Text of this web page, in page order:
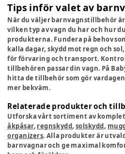
Tips inför valet av
När du väljer barnvagnstillbehör
vilken typ av vagn du har och hur
produkterna. Fundera på behov
kalla dagar, skydd mot regn och
för förvaring och transport.
tillbehören passar din vagn. På
hitta de tillbehör som gör
mer bekväm.
Relaterade produkter och
Utforska vårt sortiment av
åkpåsar, regnskydd, solskydd,
organizers. Alla produkter är
barnvagnar och ge maximal